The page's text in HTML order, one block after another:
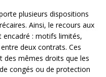
plusieurs dispositions
Ainsi, le recours aux
encadré : motifs limités,
deux contrats. Ces
des mêmes droits que les
congés ou de protection